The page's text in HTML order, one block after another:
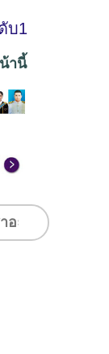
บ1
านี้